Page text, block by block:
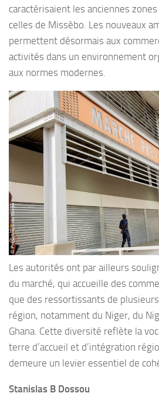
caractérisaient les anciennes
celles de Missèbo. Les nouveaux
permettent désormais aux
activités dans un environnement
aux normes modernes.
Les autorités ont par ailleurs
du marché, qui accueille des
que des ressortissants de
région, notamment du Niger, du
Ghana. Cette diversité reflète la
terre d’accueil et d’intégration
demeure un levier essentiel de
Stanislas B Dossou